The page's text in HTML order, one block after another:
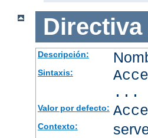
Directiva
Descripción:
Sintaxis:
...
Valor por defecto:
Contexto: